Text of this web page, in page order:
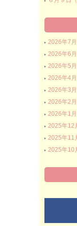
2026年7月
2026年6月
2026年5月
2026年4月
2026年3月
2026年2月
2026年1月
2025年12
2025年11
2025年10